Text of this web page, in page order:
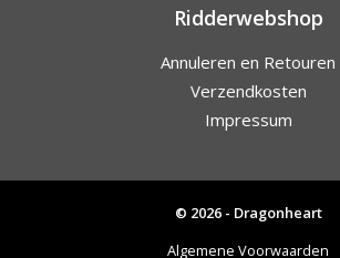
Ridderwebshop
Annuleren en Retouren
Verzendkosten
Impressum
© 2026 - Dragonheart
Algemene Voorwaarden